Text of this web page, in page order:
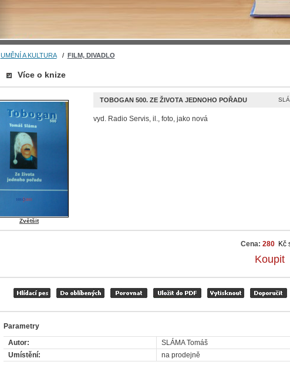
UMĚNÍ A KULTURA/ FILM, DIVADLO
Více o knize
Zvětšit
TOBOGAN 500. ZE ŽIVOTA JEDNOHO POŘADU
vyd. Radio Servis, il., foto, jako nová
Cena: 280 Kč
Koupit
Parametry
Autor:
SLÁMA Tomáš
Umístění:
na prodejně